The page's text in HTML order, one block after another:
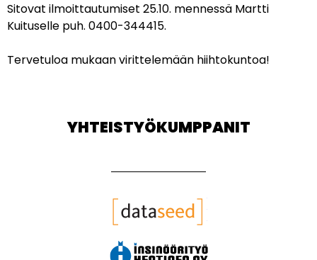
Sitovat ilmoittautumiset 25.10. mennessä Martti
Kuituselle puh. 0400-344415.
Tervetuloa mukaan virittelemään hiihtokuntoa!
YHTEISTYÖKUMPPANIT